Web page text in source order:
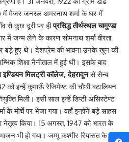
में मेजर जनरल अमरनाथ शर्मा के घर में
से कुछ दूरी पर हीप्रसिद्ध तीर्थस्थल चामुण्डा
में जन्म लेने के कारण सोमनाथ शर्मा वीरता
बड़े हुए थे। देशप्रेम की भावना उनके खून की
शिक्षा नैनीताल में हुई थी। इसके बाद
मिलट्री कॉलेज, देहरादूनसे सैन्य
को इन्हें कुमाऊँ रेजिमेण्ट की चौथी बटालियन
मिली। इसी साल इन्हें डिप्टी असिस्टेण्ट
के मोर्चे पर भेजा गया। वहाँ इन्होंने बड़े साहस
किया। 15 अगस्त, 1947 को भारत के
भी हो गया। जम्मू कश्मीर रियासत के